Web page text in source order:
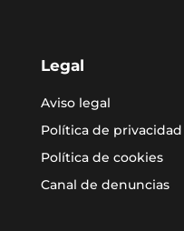
Legal
Aviso legal
Política de privacidad
Política de cookies
Canal de denuncias